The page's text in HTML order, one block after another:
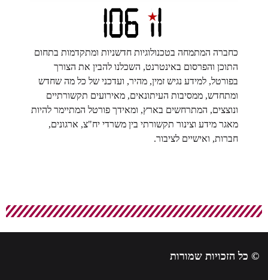
כחברה המתמחה בטכנולוגיות חדשניות ומתקדמות בתחום
התוכן והפרסום באינטרנט, השכלנו להבין את הצורך
בפורטל, למידע נגיש זמין, מהיר, ועדכני של כל מה שחדש
ומתחדש, ממסיבות העיתונאים, מאירועים תקשורתיים
ונוצצים, המתרחשים בארץ, ומאידך פורטל המתיימר להיות
מאגר מידע וצינור תקשורתי בין משרדי יח"צ, ארגונים,
חברות, ואישיים לציבור.
© כל הזכויות שמורות